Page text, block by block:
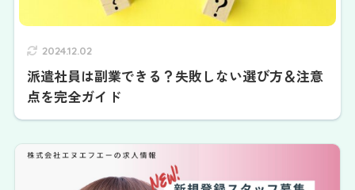
2024.12.02
派遣社員は副業できる？失敗しない選び方＆注意
点を完全ガイド